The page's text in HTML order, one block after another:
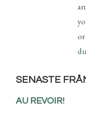
SENASTE
AU REVOIR!